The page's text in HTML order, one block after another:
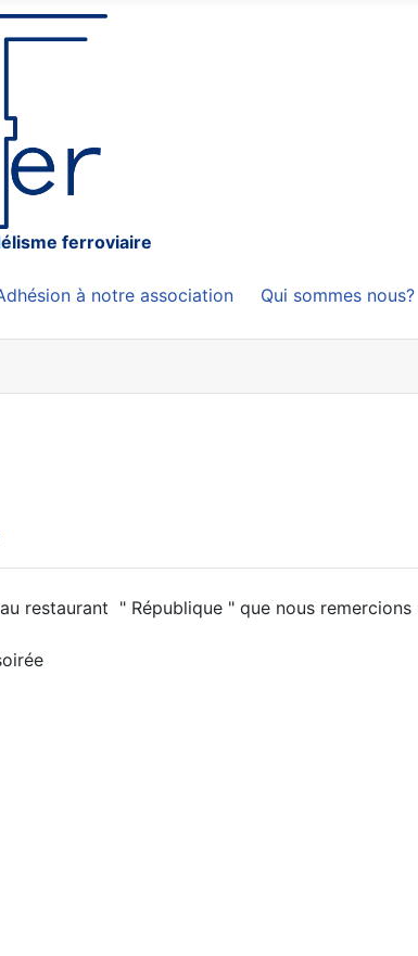
ferroviaire
à notre association Qui sommes nous?
restaurant " République " que nous